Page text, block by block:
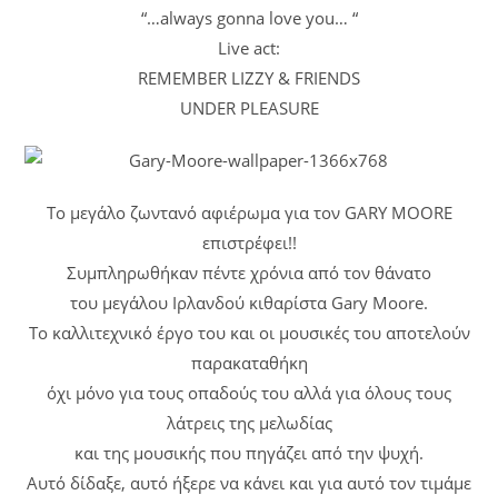
“…always gonna love you… “
Live act:
REMEMBER LIZZY & FRIENDS
UNDER PLEASURE
Το μεγάλο ζωντανό αφιέρωμα για τον GARY MOORE
επιστρέφει!!
Συμπληρωθήκαν πέντε χρόνια από τον θάνατο
του μεγάλου Ιρλανδού κιθαρίστα Gary Moore.
Το καλλιτεχνικό έργο του και οι μουσικές του αποτελούν
παρακαταθήκη
όχι μόνο για τους οπαδούς του αλλά για όλους τους
λάτρεις της μελωδίας
και της μουσικής που πηγάζει από την ψυχή.
Αυτό δίδαξε, αυτό ήξερε να κάνει και για αυτό τον τιμάμε